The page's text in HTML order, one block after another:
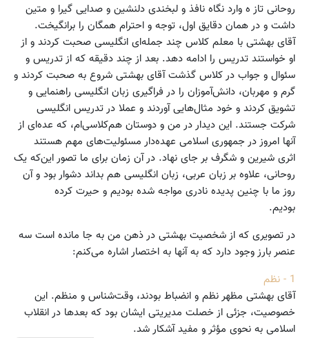
روحانی تاز ه ‌وارد نگاه نافذ و لبخندی دلنشین و صدایی گیرا و متین
داشت و در همان دقایق اول، توجه و احترام همگان را برانگیخت.
آقای بهشتی با معلم کلاس چند جمله‌ای انگلیسی صحبت کردند و از
او خواستند تدریس را ادامه دهد. بعد از چند دقیقه که از تدریس و
سئوال و جواب در کلاس گذشت آقای بهشتی شروع به صحبت کردند و
گرم و مهربان، دانش‌آموزان را در فراگیری زبان انگلیسی راهنمایی و
تشویق کردند و خود مثال‌هایی آوردند و عملا در تدریس انگلیسی
شرکت جستند. این دیدار در من و دوستان هم‌کلاسی‌ام، که عده‌ای از
آنها امروز در جمهوری اسلامی عهده‌دار مسئولیت‌های مهم هستند
اثری شیرین و شگرف بر جای نهاد. در آن زمان برای ما تصور این‌که یک
روحانی،‌ علاوه بر زبان عربی،‌ زبان انگلیسی هم بداند دشوار بود و آن
روز ما با چنین پدید‌ه نادری مواجه شده بودیم و حیرت کرده
بودیم.
در تصویری که از شخصیت بهشتی در ذهن من به جا مانده است سه
عنصر بارز وجود دارد که به آنها به اختصار اشاره می‌کنم:
1 - نظم
آقای بهشتی مظهر نظم و انضباط بودند، وقت‌شناس و منظم. این
خصوصیت، جزئی از خصلت مدیریتی ایشان بود که بعدها در انقلاب
اسلامی به نحوی مؤثر و مفید آشکار شد.